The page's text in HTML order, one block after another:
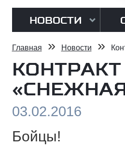
НОВОСТИ
Главная » Новости »
03.02.2016
Бойцы!